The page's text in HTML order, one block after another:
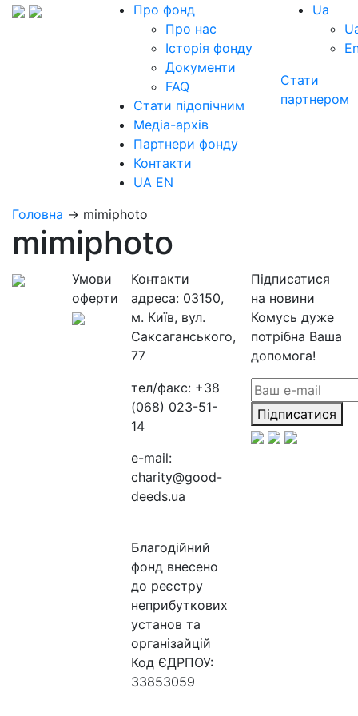
Про фонд
Про нас
Історія фонду
Документи
FAQ
Стати підопічним
Медіа-архів
Партнери фонду
Контакти
UA EN
Ua
Стати
партнером
Головна → mimiphoto
mimiphoto
Умови
оферти
Контакти
адреса: 03150,
м. Київ, вул.
Саксаганського,
77
тел/факс: +38
(068) 023-51-
14
e-mail:
charity@good-
deeds.ua
Благодійний
фонд внесено
до реєстру
неприбуткових
установ та
організайцій
Код ЄДРПОУ:
33853059
Підписатися
на новини
Комусь дуже
потрібна Ваша
допомога!
Підписатися